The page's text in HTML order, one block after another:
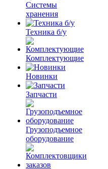
Системы
хранения
Техника б/у
Комплектующие
Новинки
Запчасти
Грузоподъемное
оборудование